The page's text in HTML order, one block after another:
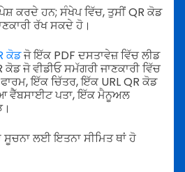
ਕਰਦੇ ਹਨ; ਸੰਖੇਪ ਵਿੱਚ, ਤੁਸੀਂ QR ਕੋਡ
ਰੱਖ ਸਕਦੇ ਹੋ।
ਕੋਡਜੋ ਇੱਕ PDF ਦਸਤਾਵੇਜ਼ ਵਿੱਚ ਲੀਡ
ਜੋ ਵੀਡੀਓ ਸਮੱਗਰੀ ਜਾਣਕਾਰੀ ਵਿੱਚ
ਇੱਕ ਚਿੱਤਰ, ਇੱਕ URL QR ਕੋਡ
ਵੈੱਬਸਾਈਟ ਪਤਾ, ਇੱਕ ਮੈਨੂਅਲ
ਲਈ ਇਤਨਾ ਸੀਮਿਤ ਥਾਂ ਹੋ